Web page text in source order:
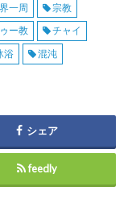
一周
宗教
ー教
チャイ
浴
混沌
シェア
feedly